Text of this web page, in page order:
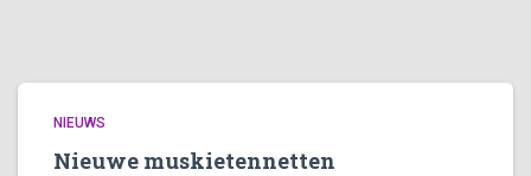
NIEUWS
Nieuwe muskietennetten